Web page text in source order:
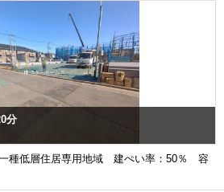
分
種低層住居専用地域 建ぺい率：50％ 容